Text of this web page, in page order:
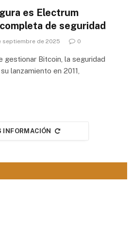
es Electrum
de seguridad
septiembre de 2025 0
gestionar Bitcoin, la seguridad
lanzamiento en 2011,
INFORMACIÓN